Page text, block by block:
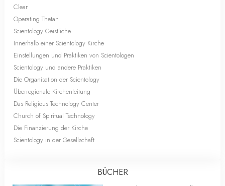
Clear
Operating Thetan
Scientology Geistliche
Innerhalb einer Scientology Kirche
Einstellungen und Praktiken von Scientologen
Scientology und andere Praktiken
Die Organisation der Scientology
Überregionale Kirchenleitung
Das Religious Technology Center
Church of Spiritual Technology
Die Finanzierung der Kirche
Scientology in der Gesellschaft
BÜCHER